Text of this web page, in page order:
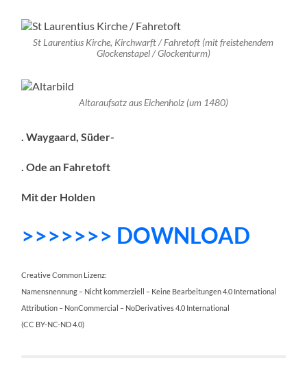
St Laurentius Kirche, Kirchwarft / Fahretoft (mit freistehendem
Glockenstapel / Glockenturm)
Altaraufsatz aus Eichenholz (um 1480)
. Waygaard, Süder-
. Ode an Fahretoft
Mit der Holden
>>>>>>> DOWNLOAD
Creative Common Lizenz:
Namensnennung – Nicht kommerziell – Keine Bearbeitungen 4.0 International
Attribution – NonCommercial – NoDerivatives 4.0 International
(CC BY-NC-ND 4.0)